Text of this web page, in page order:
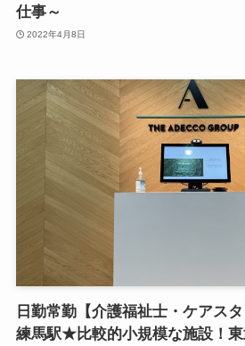
仕事～
2022年4月8日
日勤常勤【介護福祉士・ケアス
練馬駅★比較的小規模な施設！